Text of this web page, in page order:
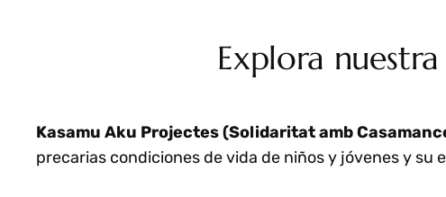
Explora
Kasamu Aku Projectes (Solidaritat amb
precarias condiciones de vida de niños y jóvenes y su